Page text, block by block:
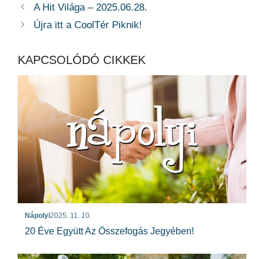
A Hit Világa – 2025.06.28.
Újra itt a CoolTér Piknik!
KAPCSOLÓDÓ CIKKEK
Nápolyi2025. 11. 10.
20 Éve Együtt Az Összefogás Jegyében!